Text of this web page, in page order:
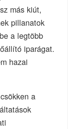
más kiút,
pillanatok
a legtöbb
iparágat.
hazai
a